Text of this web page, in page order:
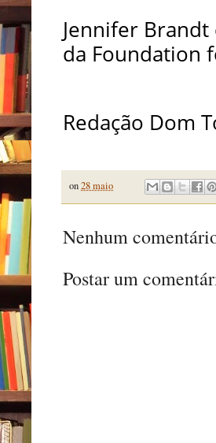
Jennifer
da Foundation
Redação Dom
on28 maio
Nenhum
Postar um